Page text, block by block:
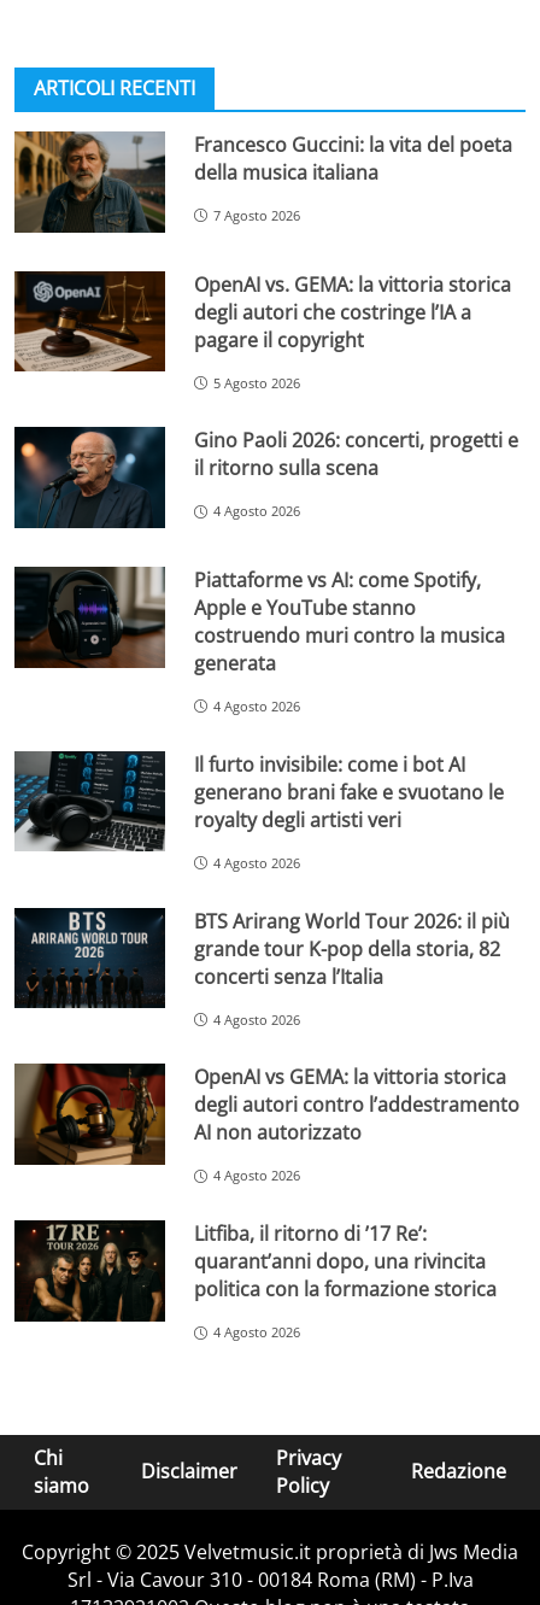
ARTICOLI RECENTI
Francesco Guccini: la vita del poeta
della musica italiana
7 Agosto 2026
OpenAI vs. GEMA: la vittoria storica
degli autori che costringe l’IA a
pagare il copyright
5 Agosto 2026
Gino Paoli 2026: concerti, progetti e
il ritorno sulla scena
4 Agosto 2026
Piattaforme vs AI: come Spotify,
Apple e YouTube stanno
costruendo muri contro la musica
generata
4 Agosto 2026
Il furto invisibile: come i bot AI
generano brani fake e svuotano le
royalty degli artisti veri
4 Agosto 2026
BTS Arirang World Tour 2026: il più
grande tour K-pop della storia, 82
concerti senza l’Italia
4 Agosto 2026
OpenAI vs GEMA: la vittoria storica
degli autori contro l’addestramento
AI non autorizzato
4 Agosto 2026
Litfiba, il ritorno di ’17 Re’:
quarant’anni dopo, una rivincita
politica con la formazione storica
4 Agosto 2026
Chi
siamo
Disclaimer
Privacy
Policy
Redazione
Copyright © 2025 Velvetmusic.it proprietà di Jws Media
Srl - Via Cavour 310 - 00184 Roma (RM) - P.Iva